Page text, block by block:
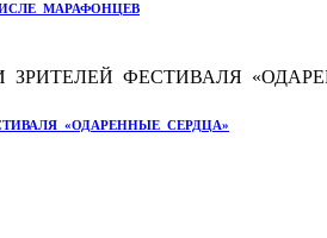
МАРАФОНЦЕВ
«ОДАРЕННЫЕ СЕРДЦА»